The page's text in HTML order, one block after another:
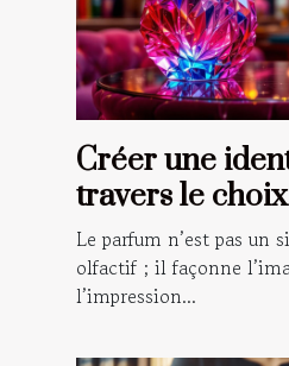
Créer une
travers le
parfum
Le parfum n’est pas un
olfactif ; il façonne
l’impression...